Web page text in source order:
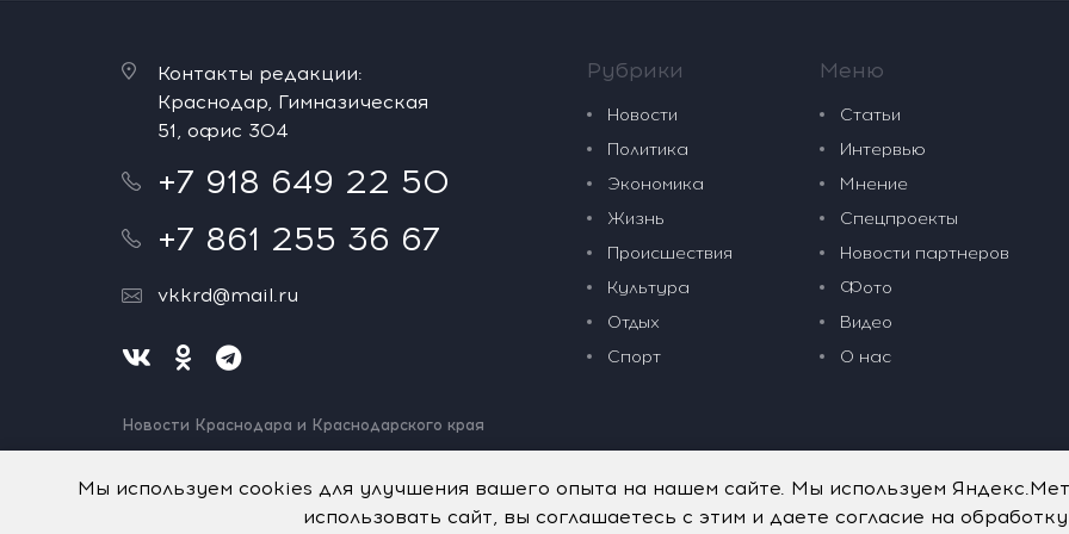
Контакты редакции:
Краснодар, Гимназическая
51, офис 304
+7 918 649 22 50
+7 861 255 36 67
vkkrd@mail.ru
Новости Краснодара и Краснодарского края
Нашли ошибку? Выделите и нажмите Ctrl+Enter.
Рубрики
Новости
Политика
Экономика
Жизнь
Происшествия
Культура
Отдых
Спорт
Меню
Статьи
Интервью
Мнение
Спецпроекты
Новости партнеров
Фото
Видео
О нас
Мы используем cookies для улучшения вашего опыта на нашем сайте. Мы используем
использовать сайт, вы соглашаетесь с этим и даете согласие на